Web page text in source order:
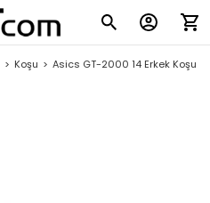
Koşu Asics GT-2000 14 Erkek Koşu